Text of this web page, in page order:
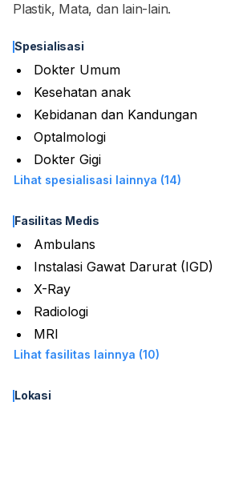
Plastik, Mata, dan lain-lain.
Spesialisasi
Dokter Umum
Kesehatan anak
Kebidanan dan Kandungan
Optalmologi
Dokter Gigi
Lihat spesialisasi lainnya (14)
Fasilitas Medis
Ambulans
Instalasi Gawat Darurat (IGD)
X-Ray
Radiologi
MRI
Lihat fasilitas lainnya (10)
Lokasi